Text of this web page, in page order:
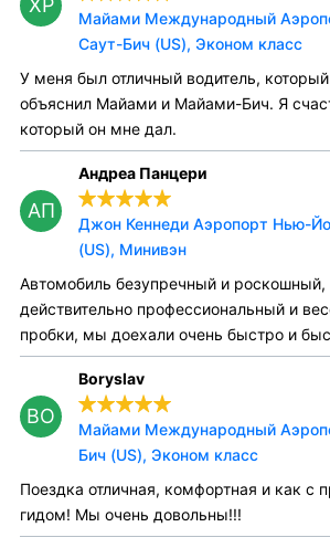
ХР
Майами Международный
Саут-Бич (US), Эконом класс
У меня был отличный водитель,
объяснил Майами и Майами-Бич. Я
который он мне дал.
АП
Андреа Панцери
Джон Кеннеди Аэропорт Нью-
(US), Минивэн
Автомобиль безупречный и роскошный,
действительно профессиональный и
пробки, мы доехали очень быстро и
BO
Boryslav
Майами Международный
Бич (US), Эконом класс
Поездка отличная, комфортная и как с
гидом! Мы очень довольны!!!